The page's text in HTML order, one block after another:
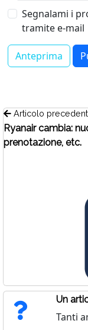
Segnalami i
tramite e-mail
Articolo
Ryanair cambia:
prenotazione, etc.
Un
Tanti